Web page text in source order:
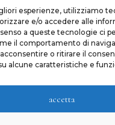
esperienze, utilizziamo
e/o accedere alle
a queste tecnologie ci
il comportamento di
o ritirare il
alcune caratteristiche e
accetta
Maison Des Reves | All
and by